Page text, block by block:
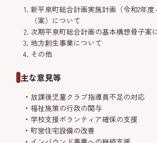
新平泉町総合計画実施計画（令和2年度
（案）について
次期平泉町総合計画の基本構想骨子案
地方創生事業について
その他
主な意見等
放課後児童クラブ指導員不足の対応
福祉施策の行政の関与
学校支援ボランティア確保の支援
町営住宅設備の改善